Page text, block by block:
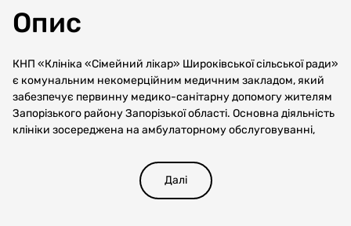
Опис
КНП «Клініка «Сімейний лікар» Широківської сільської ради»
є комунальним некомерційним медичним закладом, який
забезпечує первинну медико-санітарну допомогу жителям
Запорізького району Запорізької області. Основна діяльність
клініки зосереджена на амбулаторному обслуговуванні,
також підтримці пацієнтів з хронічними
захворюваннями.Проєктом пропонується реконструкція
внутрішніх приміщень існуючої будівлі хірургічного
Далі